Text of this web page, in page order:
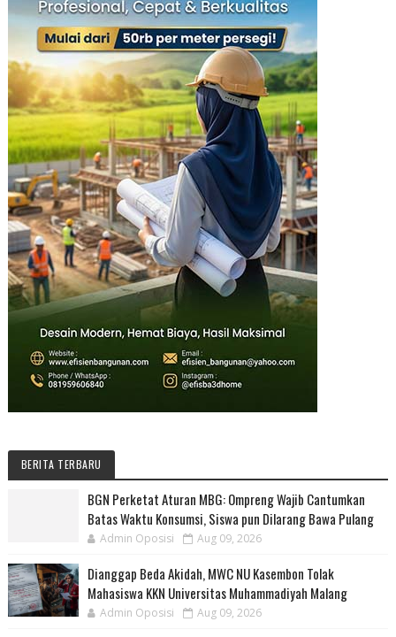
BERITA TERBARU
BGN Perketat Aturan MBG: Ompreng Wajib Cantumkan
Batas Waktu Konsumsi, Siswa pun Dilarang Bawa Pulang
Admin Oposisi Aug 09, 2026
Dianggap Beda Akidah, MWC NU Kasembon Tolak
Mahasiswa KKN Universitas Muhammadiyah Malang
Admin Oposisi Aug 09, 2026